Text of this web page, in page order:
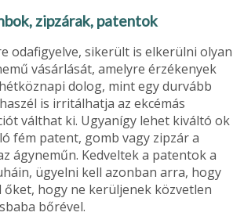
zipzárak, patentok
odafigyelve, sikerült is elkerülni olyan
vá­sárlását, amelyre érzékenyek
dolog, mint egy dur­vább
is irritálhat­ja az ekcémás
vált­hat ki. Ugyanígy lehet kiváltó ok
fém patent, gomb vagy zipzár a
ágyneműn. Kedveltek a patentok a
ügyelni kell azonban arra, hogy
őket, hogy ne kerülje­nek közvetlen
bőrével.